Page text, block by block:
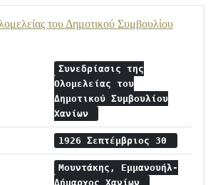
του Δημοτικού Συμβουλίου
Συνεδρίασις της
Ολομελείας του
Δημοτικού Συμβουλίου
Χανίων
1926 Σεπτέμβριος 30
Μουντάκης, Εμμανουήλ-
Δήμαρχος Χανίων